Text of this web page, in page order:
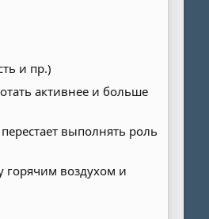
и пр.)
активнее и больше
выполнять роль
горячим воздухом и